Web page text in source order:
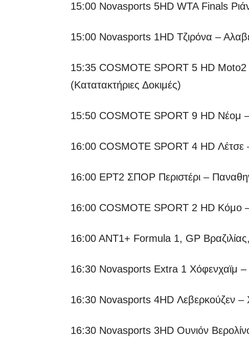
15:00 Novasports 5HD WTA Finals
15:00 Novasports 1HD Τζιρόνα –
15:35 COSMOTE SPORT 5 HD Moto2
(Κατατακτήριες Δοκιμές)
15:50 COSMOTE SPORT 9 HD Νέομ
16:00 COSMOTE SPORT 4 HD
16:00 ΕΡΤ2 ΣΠΟΡ Περιστέρι –
16:00 COSMOTE SPORT 2 HD Κόμο
16:00 ΑΝΤ1+ Formula 1, GP
16:30 Novasports Extra 1 Χόφενχαϊμ –
16:30 Novasports 4HD Λεβερκούζεν –
16:30 Novasports 3HD Ουνιόν